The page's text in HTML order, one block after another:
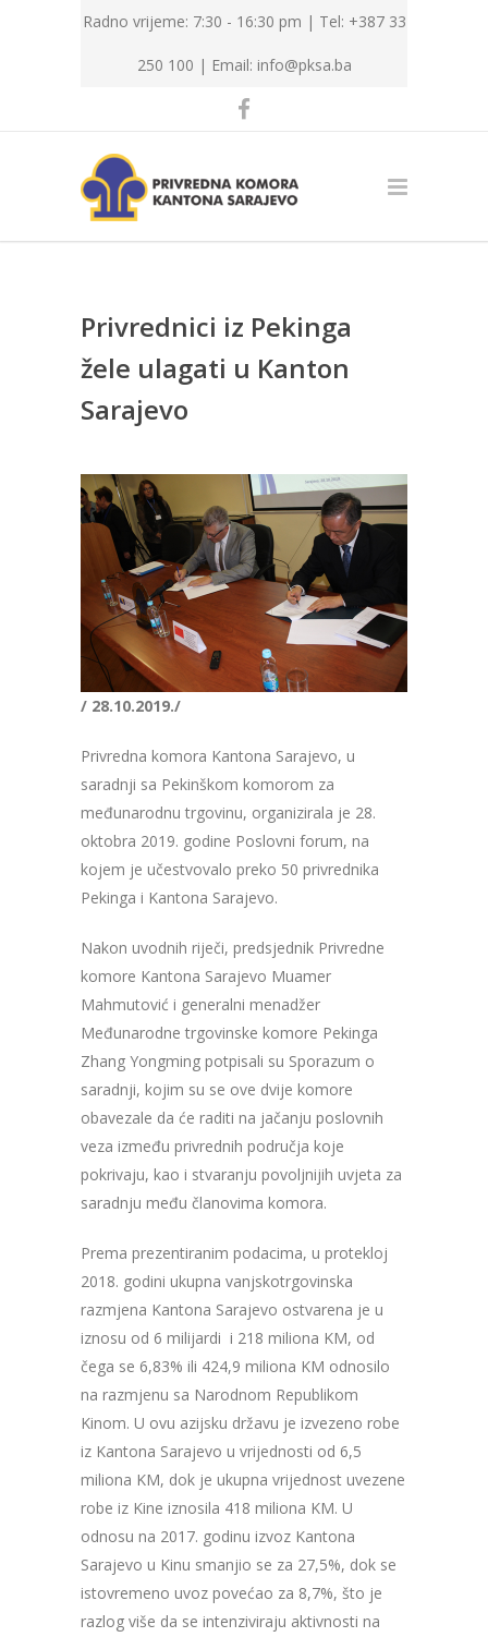
Radno vrijeme: 7:30 - 16:30 pm | Tel: +387 33
250 100 | Email: info@pksa.ba
Privrednici iz Pekinga
žele ulagati u Kanton
Sarajevo
/ 28.10.2019./
Privredna komora Kantona Sarajevo, u
saradnji sa Pekinškom komorom za
međunarodnu trgovinu, organizirala je 28.
oktobra 2019. godine Poslovni forum, na
kojem je učestvovalo preko 50 privrednika
Pekinga i Kantona Sarajevo.
Nakon uvodnih riječi, predsjednik Privredne
komore Kantona Sarajevo Muamer
Mahmutović i generalni menadžer
Međunarodne trgovinske komore Pekinga
Zhang Yongming potpisali su Sporazum o
saradnji, kojim su se ove dvije komore
obavezale da će raditi na jačanju poslovnih
veza između privrednih područja koje
pokrivaju, kao i stvaranju povoljnijih uvjeta za
saradnju među članovima komora.
Prema prezentiranim podacima, u protekloj
2018. godini ukupna vanjskotrgovinska
razmjena Kantona Sarajevo ostvarena je u
iznosu od 6 milijardi i 218 miliona KM, od
čega se 6,83% ili 424,9 miliona KM odnosilo
na razmjenu sa Narodnom Republikom
Kinom. U ovu azijsku državu je izvezeno robe
iz Kantona Sarajevo u vrijednosti od 6,5
miliona KM, dok je ukupna vrijednost uvezene
robe iz Kine iznosila 418 miliona KM. U
odnosu na 2017. godinu izvoz Kantona
Sarajevo u Kinu smanjio se za 27,5%, dok se
istovremeno uvoz povećao za 8,7%, što je
razlog više da se intenziviraju aktivnosti na